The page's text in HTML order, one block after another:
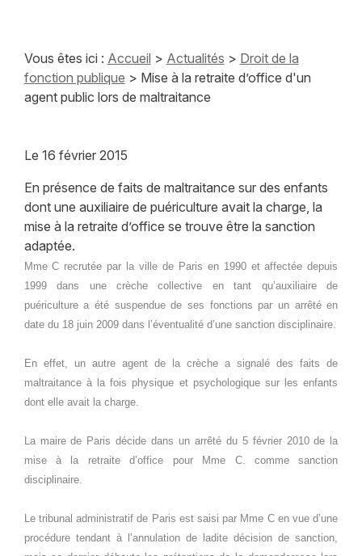
Vous êtes ici : Accueil > Actualités > Droit de la
fonction publique > Mise à la retraite d’office d'un
agent public lors de maltraitance
Le 16 février 2015
En présence de faits de maltraitance sur des enfants
dont une auxiliaire de puériculture avait la charge, la
mise à la retraite d’office se trouve être la sanction
adaptée.
Mme C recrutée par la ville de Paris en 1990 et affectée depuis
1999 dans une crèche collective en tant qu’auxiliaire de
puériculture a été suspendue de ses fonctions par un arrêté en
date du 18 juin 2009 dans l’éventualité d’une sanction disciplinaire.
En effet, un autre agent de la crèche a signalé des faits de
maltraitance à la fois physique et psychologique sur les enfants
dont elle avait la charge.
La maire de Paris décide dans un arrêté du 5 février 2010 de la
mise à la retraite d’office pour Mme C. comme sanction
disciplinaire.
Le tribunal administratif de Paris est saisi par Mme C en vue d’une
procédure tendant à l’annulation de ladite décision de sanction,